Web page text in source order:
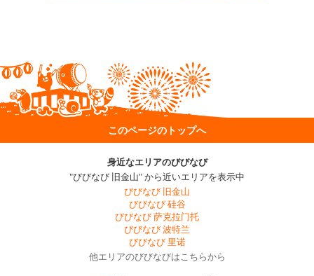
このページのトップへ
身近なエリアのびびなび
"びびなび 旧金山" から近いエリアを表示中
びびなび 旧金山
びびなび 硅谷
びびなび 萨克拉门托
びびなび 波特兰
びびなび 里诺
他エリアのびびなびはこちらから